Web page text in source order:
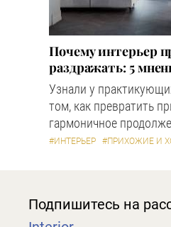
Почему интерьер
раздражать: 5
Узнали у
том, как превратить
гармоничное
#ИНТЕРЬЕР #ПРИХОЖИЕ И
Подпишитесь на